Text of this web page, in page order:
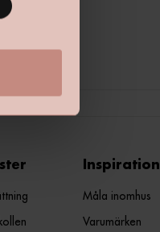
Inspiration
Måla inomhus
Varumärken